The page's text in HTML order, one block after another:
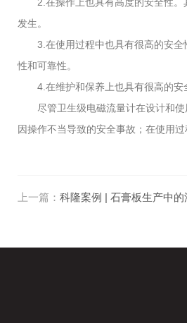
发生。
3.在使用过程中也具有很高的安全性
性和可靠性。
4.在维护和保养上也具有很高的安全
尽管卫生级电磁流量计在设计和使
因操作不当导致的安全事故；在使用
上一篇： 科隆案例 | 石膏板生产中的